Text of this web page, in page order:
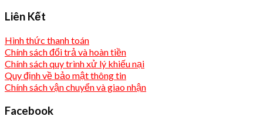
Liên Kết
Hình thức thanh toán
Chính sách đổi trả và hoàn tiền
Chính sách quy trình xử lý khiếu nại
Quy định về bảo mật thông tin
Chính sách vận chuyển và giao nhận
Facebook